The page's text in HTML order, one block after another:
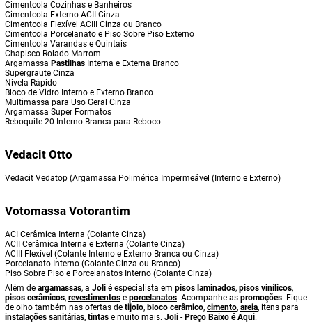
Cimentcola Cozinhas e Banheiros
Cimentcola Externo ACII Cinza
Cimentcola Flexível ACIII Cinza ou Branco
Cimentcola Porcelanato e Piso Sobre Piso Externo
Cimentcola Varandas e Quintais
Chapisco Rolado Marrom
Argamassa Pastilhas Interna e Externa Branco
Supergraute Cinza
Nivela Rápido
Bloco de Vidro Interno e Externo Branco
Multimassa para Uso Geral Cinza
Argamassa Super Formatos
Reboquite 20 Interno Branca para Reboco
Vedacit Otto
Vedacit Vedatop (Argamassa Polimérica Impermeável (Interno e Externo)
Votomassa Votorantim
ACI Cerâmica Interna (Colante Cinza)
ACII Cerâmica Interna e Externa (Colante Cinza)
ACIII Flexível (Colante Interno e Externo Branca ou Cinza)
Porcelanato Interno (Colante Cinza ou Branco)
Piso Sobre Piso e Porcelanatos Interno (Colante Cinza)
Além de argamassas, a Joli é especialista em pisos laminados, pisos vinílicos,
pisos cerâmicos, revestimentos e porcelanatos. Acompanhe as promoções. Fique
de olho também nas ofertas de tijolo, bloco cerâmico, cimento, areia, itens para
instalações sanitárias, tintas e muito mais. Joli - Preço Baixo é Aqui.